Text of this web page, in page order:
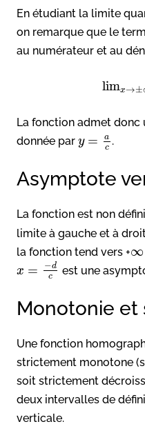
En étudiant la limite
on remarque que le
au numérateur et au
limx→±
La fonction admet
donnée par y =
a
c .
Asymptote
La fonction est non
limite à gauche et à
la fonction tend vers +∞
x = −d
c
est une
Monotonie et
Une fonction
strictement monotone
soit strictement
deux intervalles de
verticale.